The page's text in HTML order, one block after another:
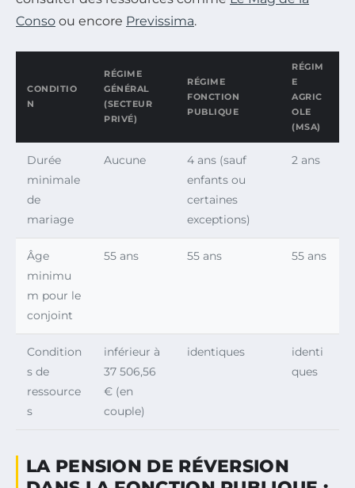
Conso ou encore Previssima.
CONDITIO
N
RÉGIME
GÉNÉRAL
(SECTEUR
PRIVÉ)
RÉGIME
FONCTION
PUBLIQUE
RÉGIM
E
AGRIC
OLE
(MSA)
Durée
minimale
de
mariage
Aucune
4 ans (sauf
enfants ou
certaines
exceptions)
2 ans
Âge
minimu
m pour le
conjoint
55 ans 55 ans 55 ans
Condition
s de
ressource
s
inférieur à
37 506,56
€ (en
couple)
identiques
identi
ques
LA PENSION DE RÉVERSION